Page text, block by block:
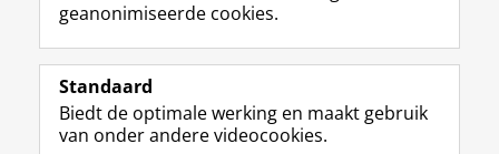
Volg de RUG
F
a
e
b
L
i
k
e
R
S
-
f
I
n
t
Y
o
T
Studiekiezers
geanonimiseerde cookies.
Standaard
Biedt de optimale werking en maakt gebruik
van onder andere videocookies.